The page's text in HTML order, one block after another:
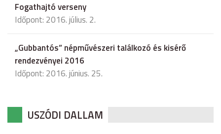
Fogathajtó verseny
Időpont: 2016. július. 2.
„Gubbantós” népművészeri találkozó és kisérő
rendezvényei 2016
Időpont: 2016. június. 25.
USZÓDI DALLAM